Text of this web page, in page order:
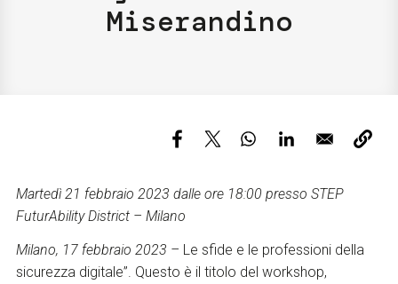
Servizi e accessibilità
Biglietti
Miserandino
Martedì 21 febbraio 2023 dalle ore 18:00 presso STEP
FuturAbility District – Milano
Milano, 17 febbraio 2023 – Le sfide e le professioni della
sicurezza digitale”. Questo è il titolo del workshop,